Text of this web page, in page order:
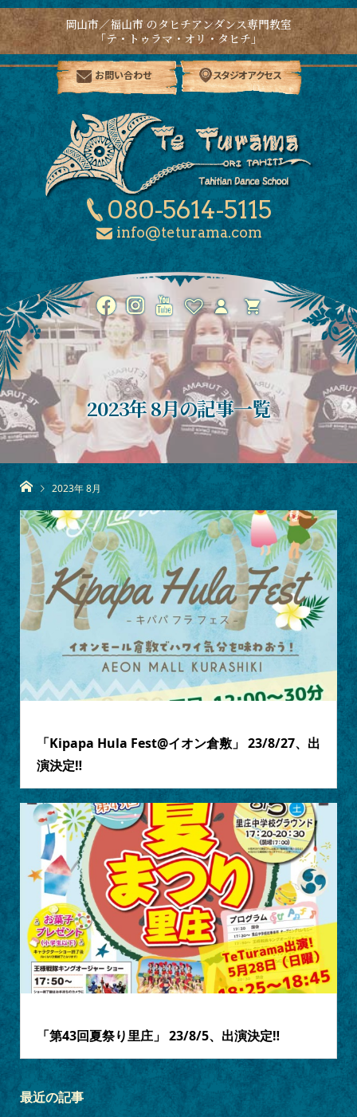
岡山市／福山市 のタヒチアンダンス専門教室
「テ・トゥラマ・オリ・タヒチ」
お問い合わせ スタジオアクセス
080-5614-5115
info@teturama.com
2023年 8月の記事一覧
2023年 8月
「Kipapa Hula Fest@イオン倉敷」 23/8/27、出
演決定‼
「第43回夏祭り里庄」 23/8/5、出演決定‼
最近の記事